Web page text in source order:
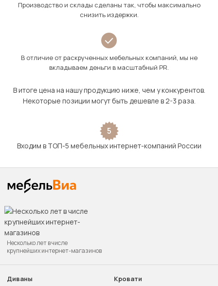
Производство и склады сделаны так, чтобы максимально
снизить издержки.
В отличие от раскрученных мебельных компаний, мы не
вкладываем деньги в масштабный PR.
В итоге цена на нашу продукцию ниже, чем у конкурентов.
Некоторые позиции могут быть дешевле в 2-3 раза.
5
Входим в ТОП-5 мебельных интернет-компаний России
Несколько лет в числе
крупнейших интернет-магазинов
Диваны
Кровати